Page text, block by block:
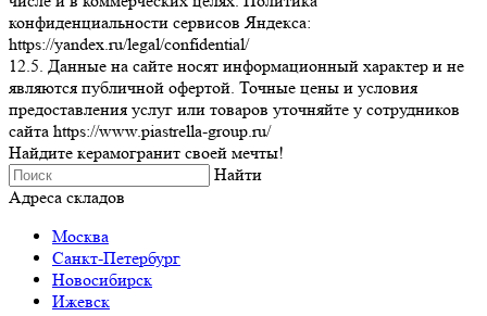
конфиденциальности сервисов Яндекса:
https://yandex.ru/legal/confidential/
12.5. Данные на сайте носят информационный характер и не
являются публичной офертой. Точные цены и условия
предоставления услуг или товаров уточняйте у сотрудников
сайта https://www.piastrella-group.ru/
Найдите керамогранит своей мечты!
Найти
Адреса складов
Москва
Санкт-Петербург
Новосибирск
Ижевск